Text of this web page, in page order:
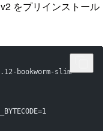
をプリインストール
bookworm-slim